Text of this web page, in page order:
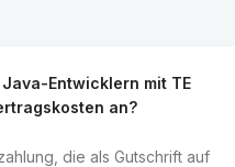
Entwicklern mit TE
an?
die als Gutschrift auf